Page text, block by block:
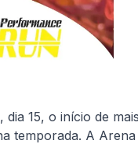
15, o início de
temporada. A